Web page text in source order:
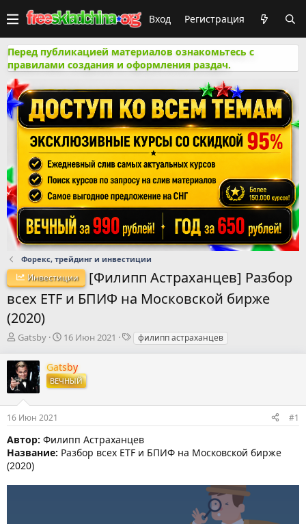
Вход Регистрация
Перед публикацией материалов ознакомьтесь с
правилами создания и оформления раздач.
Форекс, трейдинг и инвестиции
Инвестиции
[Филипп Астраханцев] Разбор
всех ETF и БПИФ на Московской бирже
(2020)
А
т
о
р
м
ы
Gatsby
Д
т
а
н
а
л
а
16 Июн 2021
Тфилипп астраханцев
Gatsby
ВЕЧНЫЙ
16 Июн 2021 #1
Автор: Филипп Астраханцев
Название: Разбор всех ETF и БПИФ на Московской бирже
(2020)